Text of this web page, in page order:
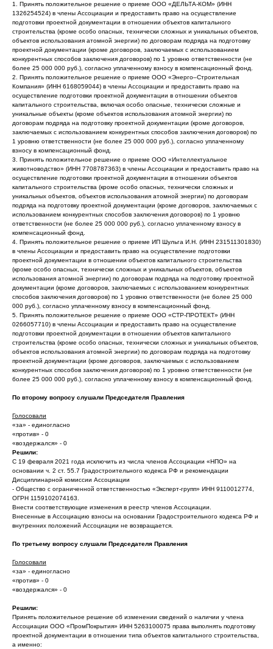
1. Принять положительное решение о приеме ООО «ДЕЛЬТА-КОМ» (ИНН
1326254524) в члены Ассоциации и предоставить право на осуществление
подготовки проектной документации в отношении объектов капитального
строительства (кроме особо опасных, технически сложных и уникальных объектов,
объектов использования атомной энергии) по договорам подряда на подготовку
проектной документации (кроме договоров, заключаемых с использованием
конкурентных способов заключения договоров) по 1 уровню ответственности (не
более 25 000 000 руб.), согласно уплаченному взносу в компенсационный фонд.
2. Принять положительное решение о приеме ООО «Энерго–Строительная
Компания» (ИНН 6168059044) в члены Ассоциации и предоставить право на
осуществление подготовки проектной документации в отношении объектов
капитального строительства, включая особо опасные, технически сложные и
уникальные объекты (кроме объектов использования атомной энергии) по
договорам подряда на подготовку проектной документации (кроме договоров,
заключаемых с использованием конкурентных способов заключения договоров) по
1 уровню ответственности (не более 25 000 000 руб.), согласно уплаченному
взносу в компенсационный фонд.
3. Принять положительное решение о приеме ООО «Интеллектуальное
животноводство» (ИНН 7708787363) в члены Ассоциации и предоставить право на
осуществление подготовки проектной документации в отношении объектов
капитального строительства (кроме особо опасных, технически сложных и
уникальных объектов, объектов использования атомной энергии) по договорам
подряда на подготовку проектной документации (кроме договоров, заключаемых с
использованием конкурентных способов заключения договоров) по 1 уровню
ответственности (не более 25 000 000 руб.), согласно уплаченному взносу в
компенсационный фонд.
4. Принять положительное решение о приеме ИП Шульга И.Н. (ИНН 231511301830)
в члены Ассоциации и предоставить право на осуществление подготовки
проектной документации в отношении объектов капитального строительства
(кроме особо опасных, технически сложных и уникальных объектов, объектов
использования атомной энергии) по договорам подряда на подготовку проектной
документации (кроме договоров, заключаемых с использованием конкурентных
способов заключения договоров) по 1 уровню ответственности (не более 25 000
000 руб.), согласно уплаченному взносу в компенсационный фонд.
5. Принять положительное решение о приеме ООО «СТР-ПРОТЕКТ» (ИНН
0266057710) в члены Ассоциации и предоставить право на осуществление
подготовки проектной документации в отношении объектов капитального
строительства (кроме особо опасных, технически сложных и уникальных объектов,
объектов использования атомной энергии) по договорам подряда на подготовку
проектной документации (кроме договоров, заключаемых с использованием
конкурентных способов заключения договоров) по 1 уровню ответственности (не
более 25 000 000 руб.), согласно уплаченному взносу в компенсационный фонд.
По второму вопросу слушали Председателя Правления
Голосовали
«за» - единогласно
«против» - 0
«воздержался» - 0
Решили:
С 19 февраля 2021 года исключить из числа членов Ассоциации «НПО» на
основании ч. 2 ст. 55.7 Градостроительного кодекса РФ и рекомендации
Дисциплинарной комиссии Ассоциации
- Общество с ограниченной ответственностью «Эксперт-групп» ИНН 9110012774,
ОГРН 1159102074163.
Внести соответствующие изменения в реестр членов Ассоциации.
Внесенные в Ассоциацию взносы на основании Градостроительного кодекса РФ и
внутренних положений Ассоциации не возвращается.
По третьему вопросу слушали Председателя Правления
Голосовали
«за» - единогласно
«против» - 0
«воздержался» - 0
Решили:
Принять положительное решение об изменении сведений о наличии у члена
Ассоциации ООО «ПромПокрытия» ИНН 5263100075 права выполнять подготовку
проектной документации в отношении типа объектов капитального строительства,
а именно: